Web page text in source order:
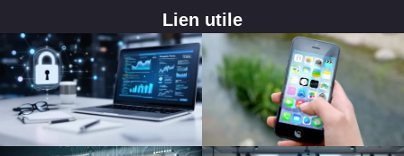
Lien utile